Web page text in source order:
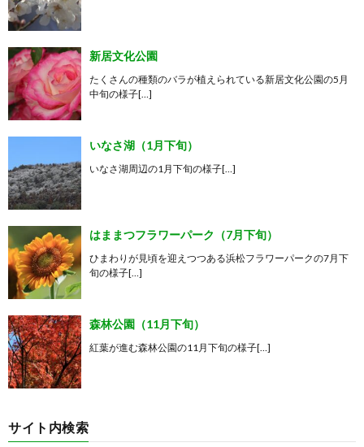
新居文化公園
たくさんの種類のバラが植えられている新居文化公園の5月
中旬の様子[…]
いなさ湖（1月下旬）
いなさ湖周辺の1月下旬の様子[…]
はままつフラワーパーク（7月下旬）
ひまわりが見頃を迎えつつある浜松フラワーパークの7月下
旬の様子[…]
森林公園（11月下旬）
紅葉が進む森林公園の11月下旬の様子[…]
サイト内検索